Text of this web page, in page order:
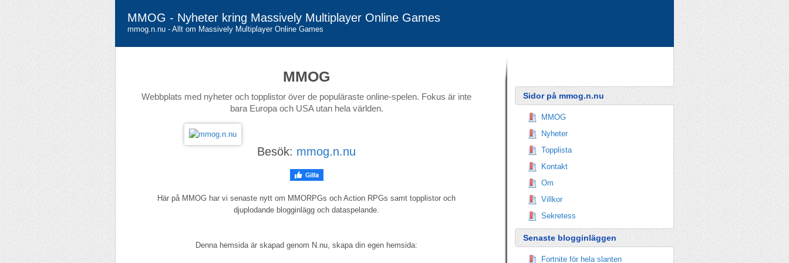
MMOG - Nyheter kring Massively Multiplayer Online Games
mmog.n.nu - Allt om Massively Multiplayer Online Games
MMOG
Webbplats med nyheter och topplistor över de populäraste online-spelen. Fokus är inte
bara Europa och USA utan hela världen.
Besök: mmog.n.nu
Här på MMOG har vi senaste nytt om MMORPGs och Action RPGs samt topplistor och
djuplodande blogginlägg och dataspelande.
Denna hemsida är skapad genom N.nu, skapa din egen hemsida:
Sidor på mmog.n.nu
MMOG
Nyheter
Topplista
Kontakt
Om
Villkor
Sekretess
Senaste blogginläggen
Fortnite för hela slanten